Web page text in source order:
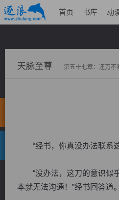
首页 书库 动
天脉至尊 第五十七章：还刀不
“经书，你真没办法联系这
“没办法，这刀的意识似乎
本就无法沟通！”经书回答道。